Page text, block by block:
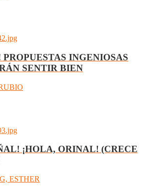
PROPUESTAS INGENIOSAS
SENTIR BIEN
¡HOLA, ORINAL! (CRECE
ESTHER